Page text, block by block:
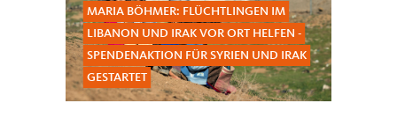
MARIA BÖHMER: FLÜCHTLINGEN IM
LIBANON UND IRAK VOR ORT HELFEN -
SPENDENAKTION FÜR SYRIEN UND IRAK
GESTARTET